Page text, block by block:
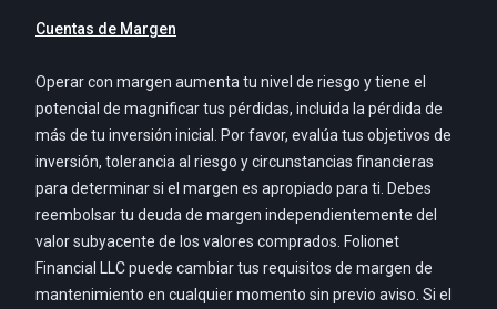
Cuentas de Margen
Operar con margen aumenta tu nivel de riesgo y tiene el
potencial de magnificar tus pérdidas, incluida la pérdida de
más de tu inversión inicial. Por favor, evalúa tus objetivos de
inversión, tolerancia al riesgo y circunstancias financieras
para determinar si el margen es apropiado para ti. Debes
reembolsar tu deuda de margen independientemente del
valor subyacente de los valores comprados. Folionet
Financial LLC puede cambiar tus requisitos de margen de
mantenimiento en cualquier momento sin previo aviso. Si el